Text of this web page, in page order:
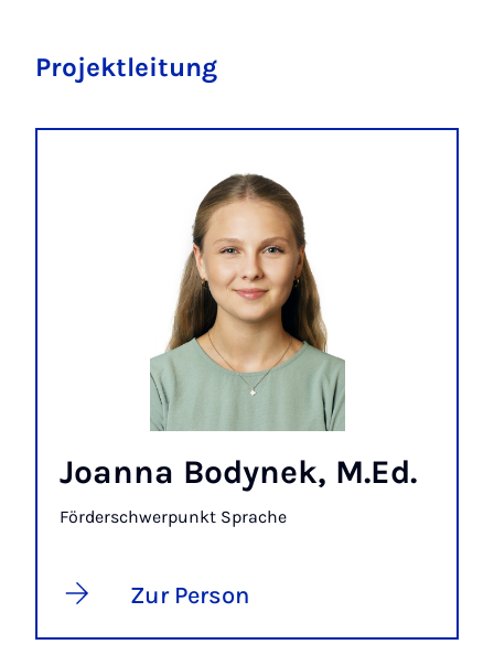
Projektleitung
Joanna Bodynek, M.Ed.
Förderschwerpunkt Sprache
Zur Person